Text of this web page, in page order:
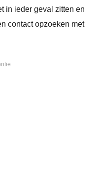
in ieder geval zitten en
contact opzoeken met